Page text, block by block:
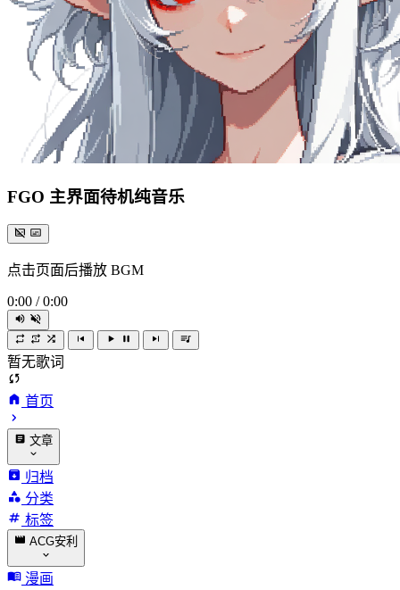
FGO 主界面待机纯音乐
点击页面后播放 BGM
0:00 / 0:00
暂无歌词
首页
文章
归档
分类
标签
ACG安利
漫画